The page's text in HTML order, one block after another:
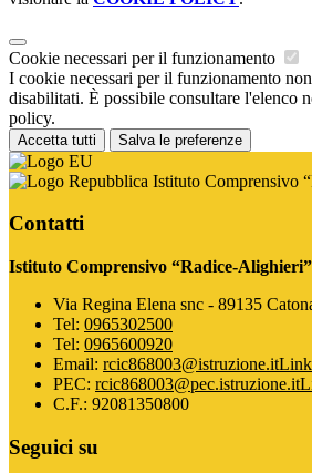
Cookie necessari per il funzionamento
I cookie necessari per il funzionamento
disabilitati. È possibile consultare l'elenco
policy.
Accetta tutti Salva le preferenze
Istituto Comprensivo
Contatti
Istituto Comprensivo “Radice-Alighieri”
Via Regina Elena snc - 89135
Tel: 0965302500
Tel: 0965600920
Email: rcic868003@istruzione.itLink
PEC: rcic868003@pec.istruzione.it
C.F.: 92081350800
Seguici su